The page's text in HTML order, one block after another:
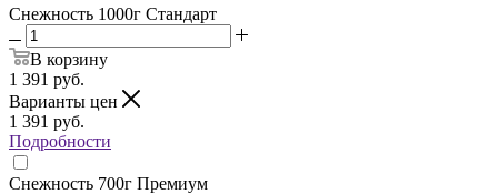
Снежность 1000г Стандарт
В корзину
1 391 руб.
Варианты цен
1 391 руб.
Подробности
Снежность 700г Премиум